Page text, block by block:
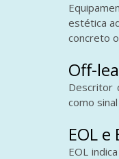
estética
concreto
Off-
Descritor
como
EOL
EOL